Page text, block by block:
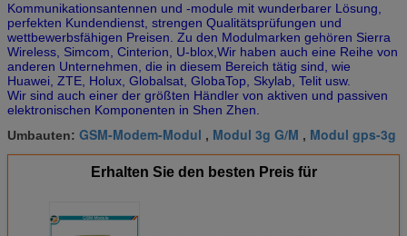
Kommunikationsantennen und -module mit wunderbarer Lösung,
perfekten Kundendienst, strengen Qualitätsprüfungen und
wettbewerbsfähigen Preisen. Zu den Modulmarken gehören Sierra
Wireless, Simcom, Cinterion, U-blox,Wir haben auch eine Reihe von
anderen Unternehmen, die in diesem Bereich tätig sind, wie
Huawei, ZTE, Holux, Globalsat, GlobaTop, Skylab, Telit usw.
Wir sind auch einer der größten Händler von aktiven und passiven
elektronischen Komponenten in Shen Zhen.
Umbauten: GSM-Modem-Modul , Modul 3g G/M , Modul gps-3g
Erhalten Sie den besten Preis für